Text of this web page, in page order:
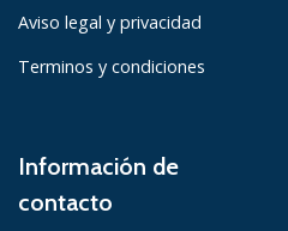
Aviso legal y privacidad
Terminos y condiciones
Información de
contacto